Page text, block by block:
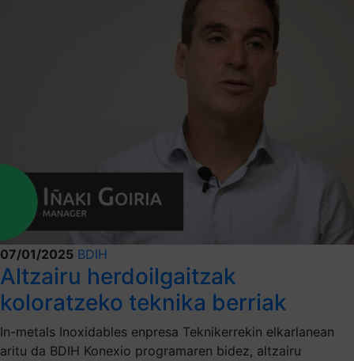
07/01/2025 BDIH
Altzairu herdoilgaitzak
koloratzeko teknika berriak
In-metals Inoxidables enpresa Teknikerrekin elkarlanean
aritu da BDIH Konexio programaren bidez, altzairu